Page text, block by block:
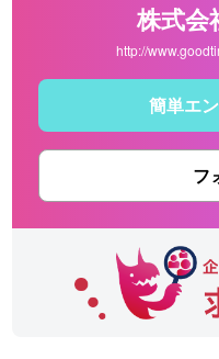
株式会
http://
簡単エ
フ